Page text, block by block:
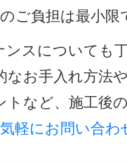
ご負担は最小限
ンスについても
なお手入れ方法
トなど、施工後
軽にお問い合わ